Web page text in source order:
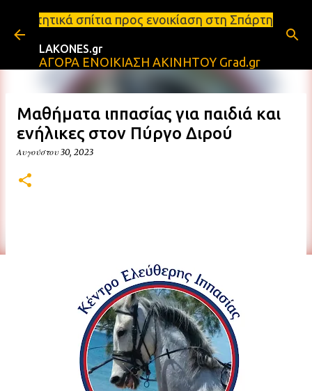
Μετάβαση στο κύριο περιεχόμενο
προς ενοικίαση στη Σπάρτη Ενοικιάσεις
LAKONES.gr
ΑΓΟΡΑ ΕΝΟΙΚΙΑΣΗ ΑΚΙΝΗΤΟΥ Grad.gr
Μαθήματα ιππασίας για παιδιά και
ενήλικες στον Πύργο Διρού
Αυγούστου 30, 2023